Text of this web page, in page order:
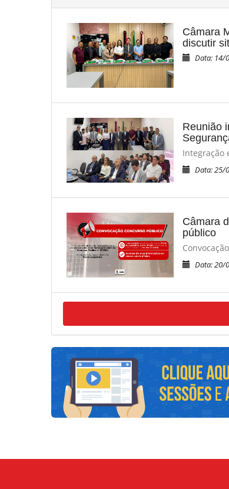
Câmara
discutir
Data: 14/
Reunião
Integração
Data: 25/
Câmara
público
Data: 20/